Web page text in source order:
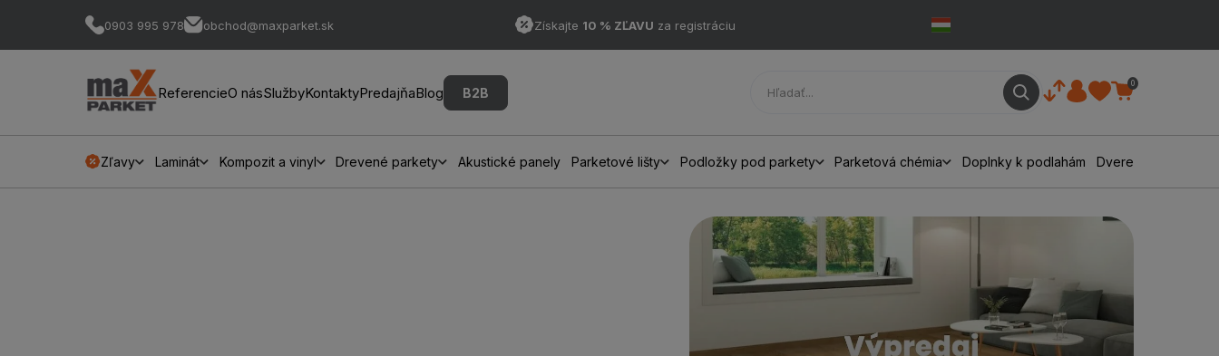
0903 995 978 obchod@maxparket.sk Získajte 10 % ZĽAVU za registráciu
ReferencieO násSlužbyKontaktyPredajňaBlog B2B
0
Zľavy Laminát Kompozit a vinyl Drevené parkety Akustické panely Parketové lišty Podložky pod parkety Parketová chémia Doplnky k podlahám Dvere